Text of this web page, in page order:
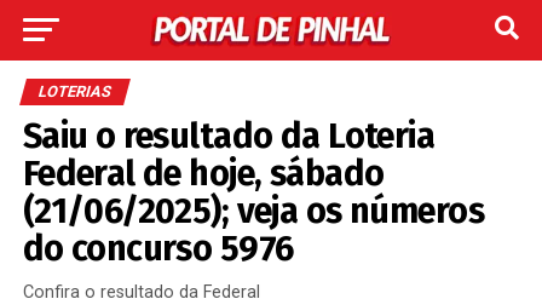
LOTERIAS
Saiu o resultado da Loteria
Federal de hoje, sábado
(21/06/2025); veja os números
do concurso 5976
Confira o resultado da Federal